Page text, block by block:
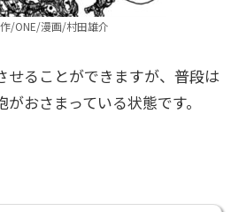
/ONE/漫画/村田雄介
せることができますが、普段は
おさまっている状態です。